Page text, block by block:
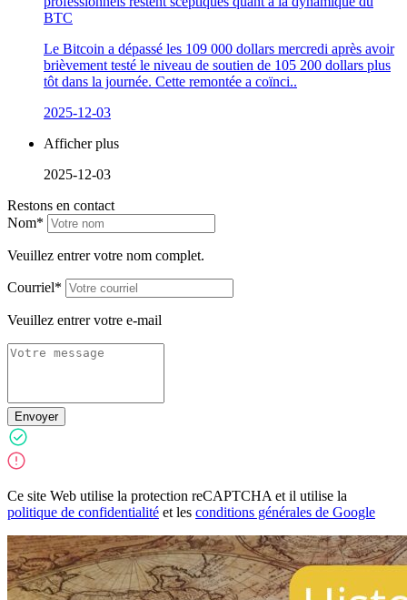
BTC
Le Bitcoin a dépassé les 109 000 dollars mercredi après avoir
brièvement testé le niveau de soutien de 105 200 dollars plus
tôt dans la journée. Cette remontée a coïnci..
2025-12-03
Afficher plus
2025-12-03
Restons en contact
Nom*
Veuillez entrer votre nom complet.
Courriel*
Veuillez entrer votre e-mail
Envoyer
Ce site Web utilise la protection reCAPTCHA et il utilise la
politique de confidentialité et les conditions générales de Google